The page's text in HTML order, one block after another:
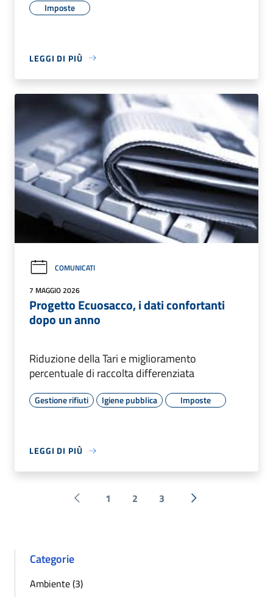
Imposte
LEGGI DI PIÙ
COMUNICATI
7 MAGGIO 2026
Progetto Ecuosacco, i dati confortanti
dopo un anno
Riduzione della Tari e miglioramento
percentuale di raccolta differenziata
Gestione rifiuti Igiene pubblica Imposte
LEGGI DI PIÙ
Pagina precedente
1 2 3 Successiva »
Categorie
Ambiente (3)